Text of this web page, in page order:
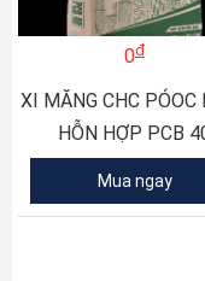
0đ
XI MĂNG CHC PÓOC
HỖN HỢP PCB
Mua ngay